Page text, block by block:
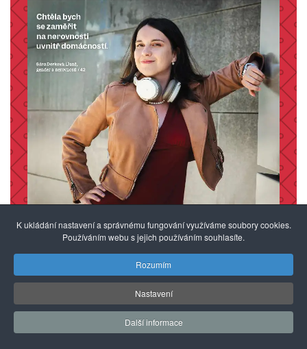
FORUM 74 2/2026
Pro čtenáře FORUM nabízíme
k prolistování kompletní archiv čísel ve
formátu PDF. Těšíme se na Vaše podněty
pro další témata našeho časopisu.
K ukládání nastavení a správnému fungování využíváme soubory cookies.
Používáním webu s jejich používáním souhlasíte.
Rozumím
Nastavení
Další informace